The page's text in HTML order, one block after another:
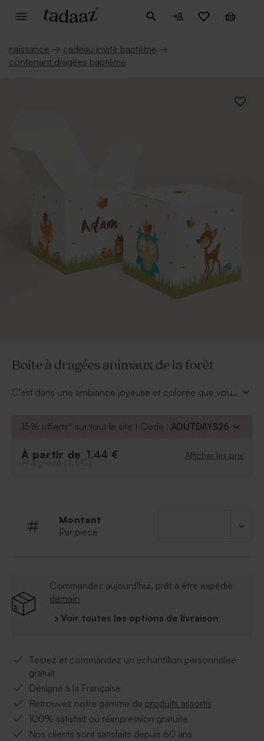
naissance → cadeau invité baptême →
contenant dragées baptême
Boîte à dragées animaux de la forêt
C'est dans une ambiance joyeuse et colorée que vous
à ajouter à cetteboîte à dragées animaux de la
sucreries, elle fera l'hunanimité.
15% offerts* sur tout le site | Code : AOUTDAYS26
À partir de 1,44 € Afficher les prix
Prix/pièce (T.T.C.)
Montant
Par pièce
Commandez aujourd'hui, prêt à être expédié
demain
› Voir toutes les options de livraison
Testez et commandez un échantillon personnalisé
gratuit
Désigné à la Française
Retrouvez notre gamme de produits assortis
100% satisfait ou réimpression gratuite
Nos clients sont satisfaits depuis 60 ans